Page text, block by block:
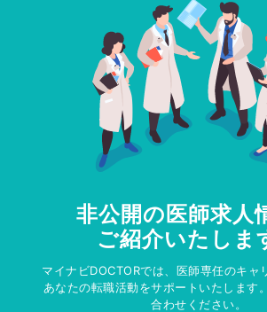
非公開の医師求人
ご紹介いたしま
マイナビDOCTORでは、医師専任のキャ
あなたの転職活動をサポートいたします
合わせください。